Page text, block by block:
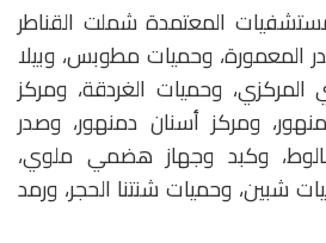
المعتمدة شملت القناطر
المعمورة، وحميات مطوبس، وبيلا
وحميات الغردقة، ومركز
ومركز أسنان دمنهور، وصدر
وكبد وجهاز هضمي ملوي،
شبين، وحميات شنتنا الحجر، ورمد